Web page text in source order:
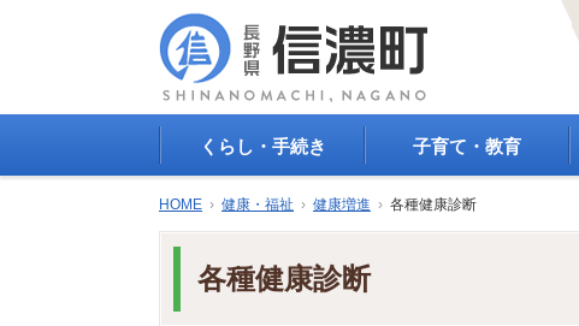
くらし・手続き
登録
年金・保険
子育て・教育
HOME › 健康・福祉 › 健康増進 › 各種健康診断
各種健康診断